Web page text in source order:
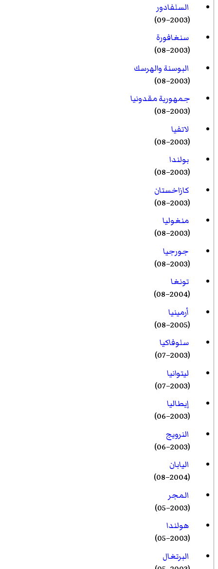
السلفادور
(2003–09)
سنغافورة
(2003–08)
البوسنة والهرسك
(2003–08)
جمهورية مقدونيا
(2003–08)
لاتفيا
(2003–08)
بولندا
(2003–08)
كازاخستان
(2003–08)
منغوليا
(2003–08)
جورجيا
(2003–08)
تونغا
(2004–08)
أرمينيا
(2005–08)
سلوفاكيا
(2003–07)
ليتوانيا
(2003–07)
إيطاليا
(2003–06)
النرويج
(2003–06)
اليابان
(2004–08)
المجر
(2003–05)
هولندا
(2003–05)
البرتغال